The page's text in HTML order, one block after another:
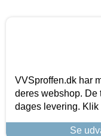
VVSproffen.dk har
deres webshop. De
dages levering. Klik
Se